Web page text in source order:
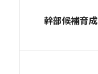
幹部候補育成